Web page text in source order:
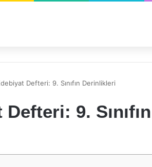
Defteri: 9. Sınıfın Derinlikleri
Defteri: 9.